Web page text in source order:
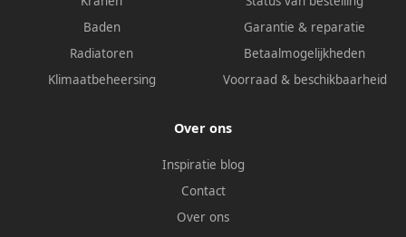
Baden
Radiatoren
Klimaatbeheersing
Garantie & reparatie
Betaalmogelijkheden
Voorraad & beschikbaarheid
Over ons
Inspiratie blog
Contact
Over ons